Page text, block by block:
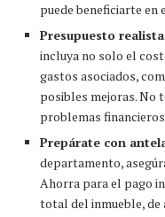
puede beneficiarte en
Presupuesto
incluya no solo el
gastos asociados,
posibles mejoras. No
problemas
Prepárate con
departamento,
Ahorra para el pago
total del inmueble, de